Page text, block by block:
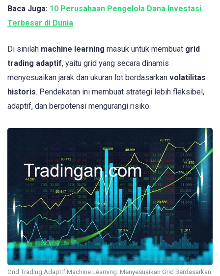
Baca Juga: 10 Perusahaan Pengelola Dana Investasi
Terbesar di Dunia
Di sinilah machine learning masuk untuk membuat grid
trading adaptif, yaitu grid yang secara dinamis
menyesuaikan jarak dan ukuran lot berdasarkan volatilitas
historis. Pendekatan ini membuat strategi lebih fleksibel,
adaptif, dan berpotensi mengurangi risiko.
Grid Trading Adaptif Machine Learning: Menyesuaikan Grid Berdasarkan